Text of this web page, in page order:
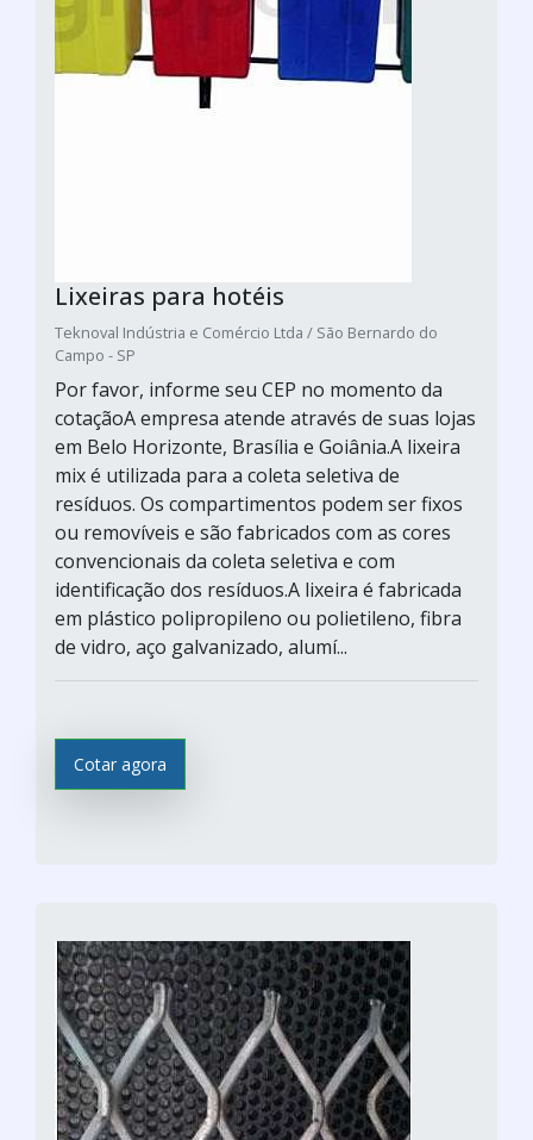
Lixeiras para hotéis
Teknoval Indústria e Comércio Ltda / São Bernardo do
Campo - SP
Por favor, informe seu CEP no momento da
cotaçãoA empresa atende através de suas lojas
em Belo Horizonte, Brasília e Goiânia.A lixeira
mix é utilizada para a coleta seletiva de
resíduos. Os compartimentos podem ser fixos
ou removíveis e são fabricados com as cores
convencionais da coleta seletiva e com
identificação dos resíduos.A lixeira é fabricada
em plástico polipropileno ou polietileno, fibra
de vidro, aço galvanizado, alumí...
Cotar agora